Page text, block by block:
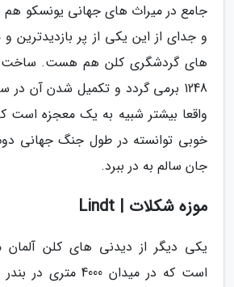
جامع در میراث های جهانی یونسکو
و جدای از این یکی از پر بازدیدترین
های گردشگری کلن هم هست. ساخت
واقعا بیشتر شبیه به یک معجزه است
جان سالم به در ببرد.
موزه شکلات | Lindt